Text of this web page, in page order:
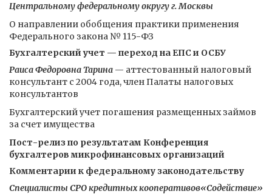
Центральному федеральному округу г. Москвы
О направлении обобщения практики применения
Федерального закона № 115-ФЗ
Бухгалтерский учет — переход на ЕПС и ОСБУ
Раиса Федоровна Тарина — аттестованный налоговый
консультант с 2004 года, член Палаты налоговых
консультантов
Бухгалтерский учет погашения размещенных займов
за счет имущества
Пост-релиз по результатам Конференция
бухгалтеров микрофинансовых организаций
Комментарии к федеральному законодательству
Специалисты СРО кредитных кооперативов«Содействие»